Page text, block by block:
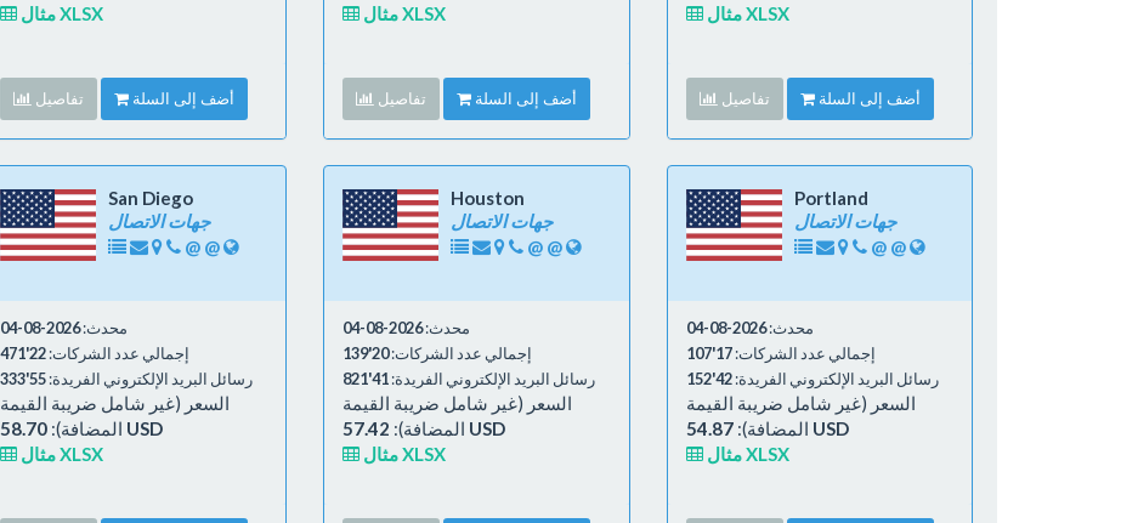
مثال XLSX
تفاصيل أضف إلى السلة
مثال XLSX
تفاصيل أضف إلى السلة
مثال XLSX
تفاصيل أضف إلى السلة
San Diego
جهات الاتصال
@ @
محدث:2026-08-04
إجمالي عدد الشركات:22'471
رسائل البريد الإلكتروني الفريدة:55'333
السعر (غير شامل ضريبة القيمة
المضافة): 58.70 USD
مثال XLSX
Houston
جهات الاتصال
@ @
محدث:2026-08-04
إجمالي عدد الشركات:20'139
رسائل البريد الإلكتروني الفريدة:41'821
السعر (غير شامل ضريبة القيمة
المضافة): 57.42 USD
مثال XLSX
Portland
جهات الاتصال
@ @
محدث:2026-08-04
إجمالي عدد الشركات:17'107
رسائل البريد الإلكتروني الفريدة:42'152
السعر (غير شامل ضريبة القيمة
المضافة): 54.87 USD
مثال XLSX